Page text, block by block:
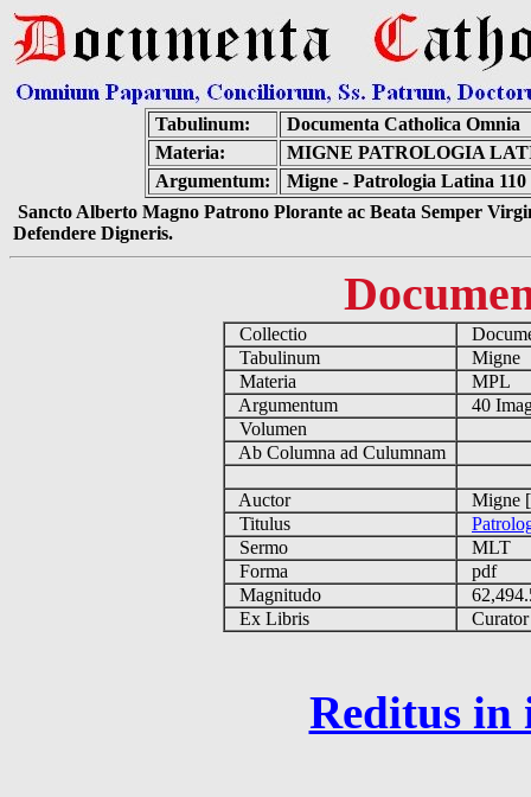
Tabulinum:
Documenta Catholica Omnia
Materia:
MIGNE PATROLOGIA
Argumentum:
Migne - Patrologia Latina
Sancto Alberto Magno Patrono Plorante ac Beata Semper
Defendere Digneris.
Collectio
Tabulinum
Migne
Materia
MPL
Argumentum
40
Volumen
Ab Columna ad Culumnam
Auctor
Migne
Titulus
Sermo
MLT
Forma
pdf
Magnitudo
Ex Libris
Reditus in